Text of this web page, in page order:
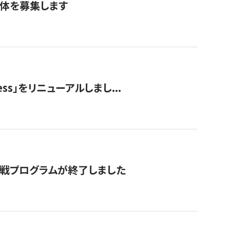
を募集します
」をリニューアルしまし...
プログラムが終了しました